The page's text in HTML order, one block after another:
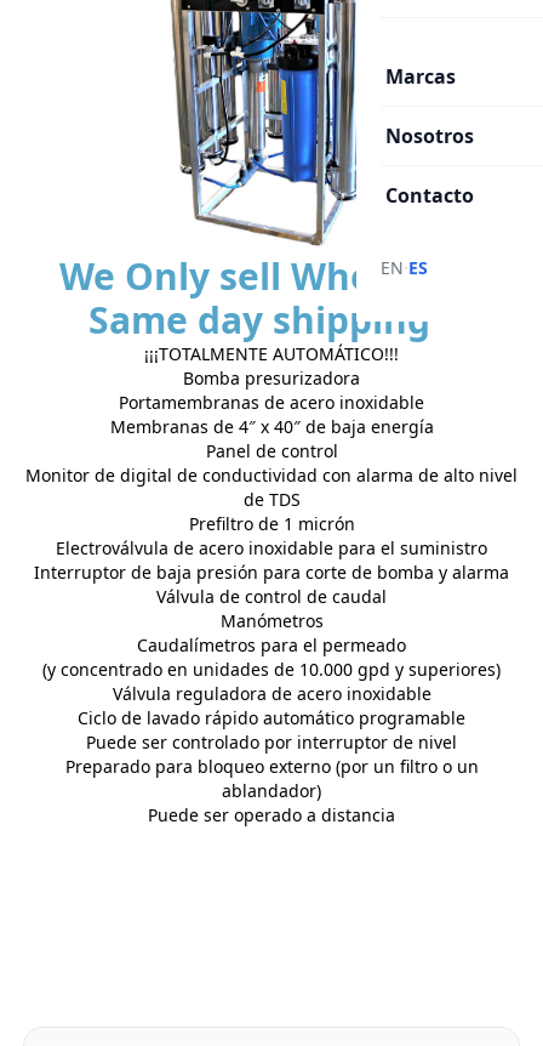
Marcas
Nosotros
Contacto
EN·ES
We Only sell Wholesale |
Same day shipping
¡¡¡TOTALMENTE AUTOMÁTICO!!!
Bomba presurizadora
Portamembranas de acero inoxidable
Membranas de 4″ x 40″ de baja energía
Panel de control
Monitor de digital de conductividad con alarma de alto nivel
de TDS
Prefiltro de 1 micrón
Electroválvula de acero inoxidable para el suministro
Interruptor de baja presión para corte de bomba y alarma
Válvula de control de caudal
Manómetros
Caudalímetros para el permeado
(y concentrado en unidades de 10.000 gpd y superiores)
Válvula reguladora de acero inoxidable
Ciclo de lavado rápido automático programable
Puede ser controlado por interruptor de nivel
Preparado para bloqueo externo (por un filtro o un
ablandador)
Puede ser operado a distancia